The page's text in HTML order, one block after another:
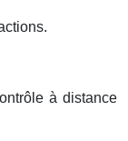
à distance